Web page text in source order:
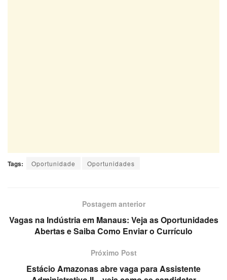
Tags: Oportunidade Oportunidades
Postagem anterior
Vagas na Indústria em Manaus: Veja as Oportunidades
Abertas e Saiba Como Enviar o Currículo
Próximo Post
Estácio Amazonas abre vaga para Assistente